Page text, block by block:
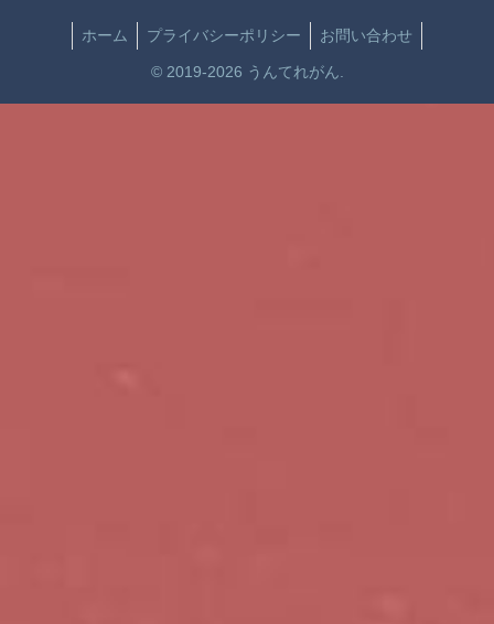
ホーム プライバシーポリシー お問い合わせ
© 2019-2026 うんてれがん.